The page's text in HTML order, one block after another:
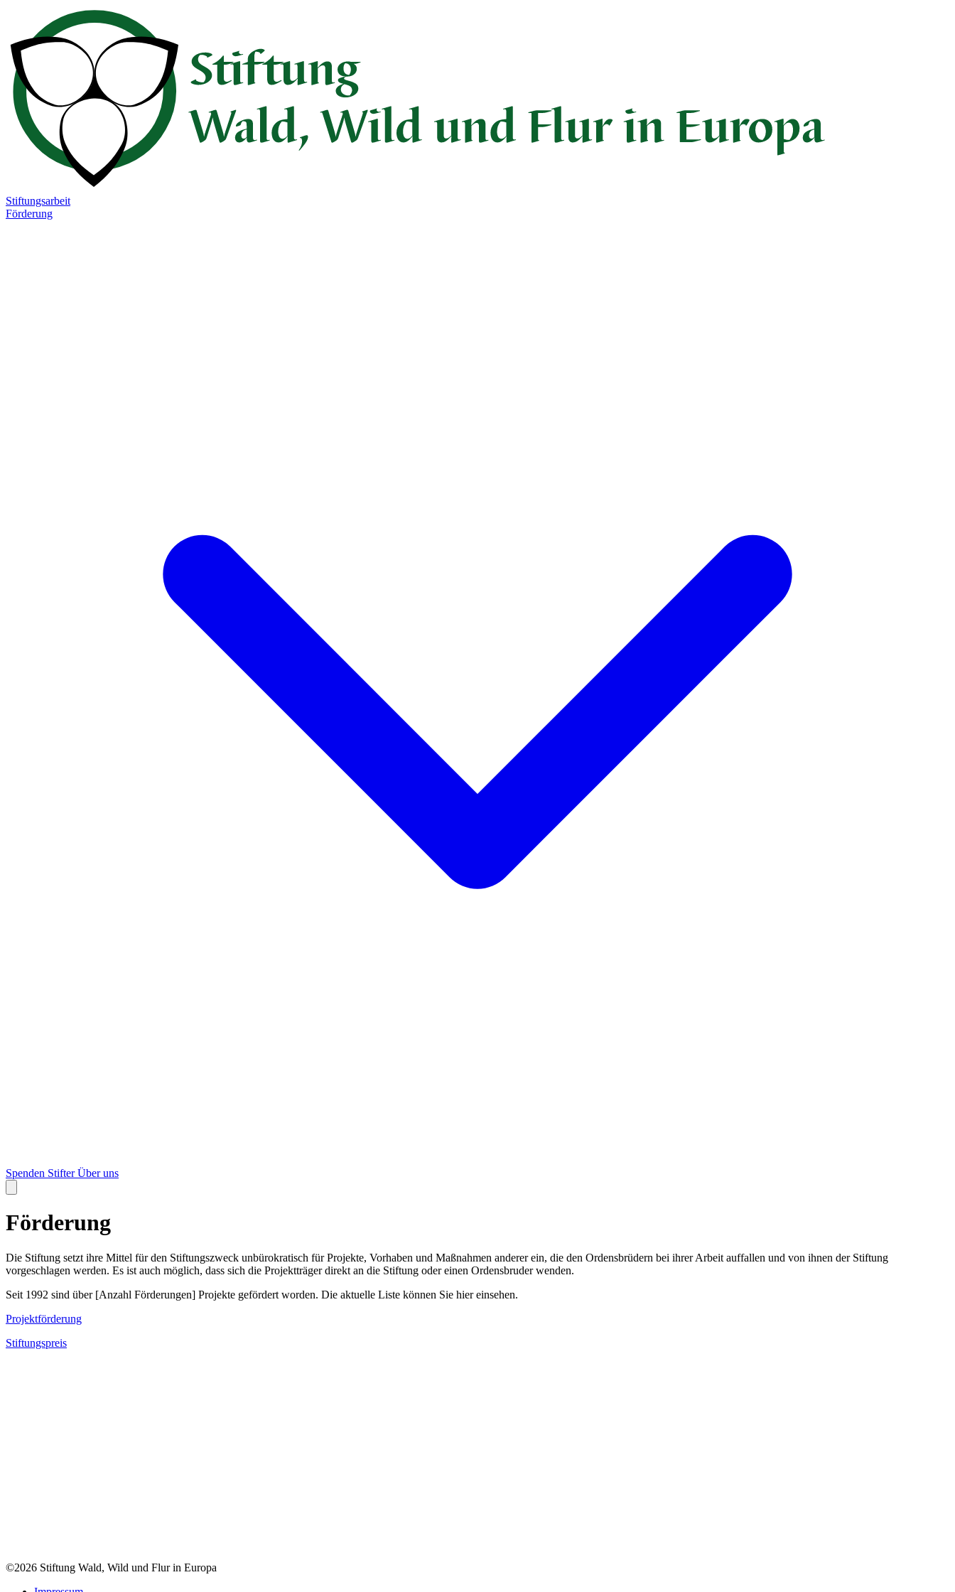
Stiftungsarbeit
Förderung
Spenden StifterÜber uns
Förderung
Die Stiftung setzt ihre Mittel für den Stiftungszweck unbürokratisch für Projekte, Vorhaben und Maßnahmen anderer ein, die den Ordensbrüdern bei ihrer Arbeit auffallen und von ihnen der Stiftung
vorgeschlagen werden. Es ist auch möglich, dass sich die Projektträger direkt an die Stiftung oder einen Ordensbruder wenden.
Seit 1992 sind über [Anzahl Förderungen] Projekte gefördert worden. Die aktuelle Liste können Sie hier einsehen.
Projektförderung
Stiftungspreis
©2026 Stiftung Wald, Wild und Flur in Europa